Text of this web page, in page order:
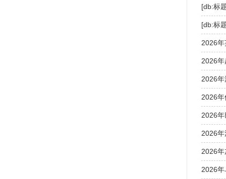
[db:标
[db:标
2026
2026
2026
2026
2026
2026
2026
2026